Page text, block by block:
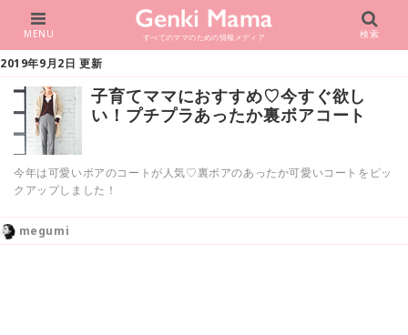
すべてのママのための情報メディア
MENU 検索
2019年9月2日 更新
子育てママにおすすめ♡今すぐ欲し
い！プチプラあったか裏ボアコート
今年は可愛いボアのコートが人気♡裏ボアのあったか可愛いコートをピッ
クアップしました！
megumi